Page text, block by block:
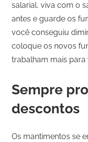
salarial, viva com o
antes e guarde os
você conseguiu
coloque os novos
trabalham mais para
Sempre
descontos
Os mantimentos se